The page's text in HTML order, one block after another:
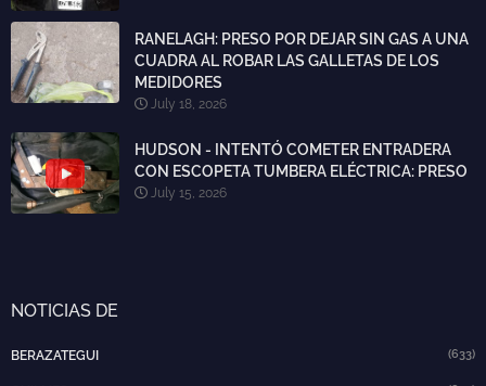
RANELAGH: PRESO POR DEJAR SIN GAS A UNA
CUADRA AL ROBAR LAS GALLETAS DE LOS
MEDIDORES
July 18, 2026
HUDSON - INTENTÓ COMETER ENTRADERA
CON ESCOPETA TUMBERA ELÉCTRICA: PRESO
July 15, 2026
NOTICIAS DE
BERAZATEGUI (633)